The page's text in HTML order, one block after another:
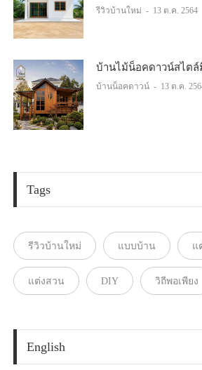
รีวิวบ้านใหม่ - 13 ต.ค. 2564
บ้านไม้น็อคดาวน์สไต
บ้านน็อคดาวน์ - 13 ต.ค.
Tags
รีวิวบ้านใหม่ แบบบ้าน แ
แต่งสวน DIY วิถีพอเพียง
English